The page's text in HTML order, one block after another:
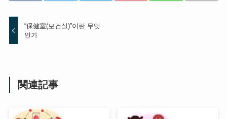
“保健室(보건실)”이란 무엇
인가
関連記事